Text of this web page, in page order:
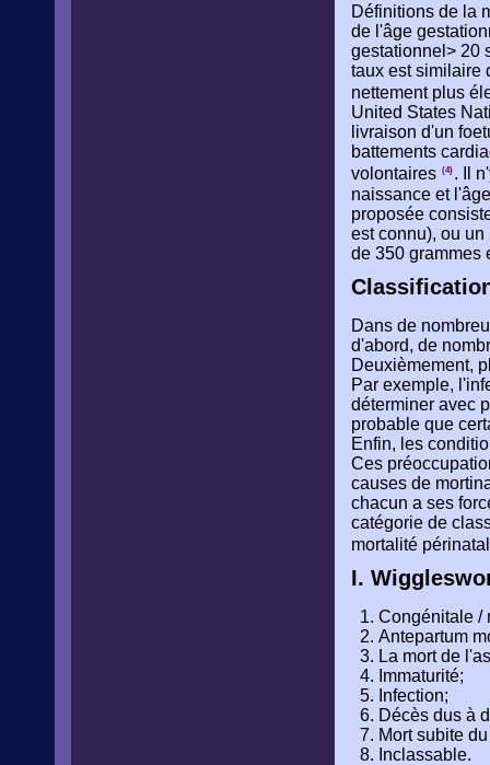
Définitions de la
de l'âge
gestationnel> 20
taux est similaire
nettement plus
United States
livraison d'un
battements
volontaires (4) . Il
naissance et
proposée
est connu), ou
de 350 grammes
Dans de
d'abord, de
Deuxièmement,
Par exemple,
déterminer avec
probable que
Enfin, les
Ces
causes de
chacun a ses
catégorie de
mortalité
I.
Congénitale /
Antepartum
La mort de
Immaturité;
Infection;
Décès dus à
Mort subite
Inclassable.